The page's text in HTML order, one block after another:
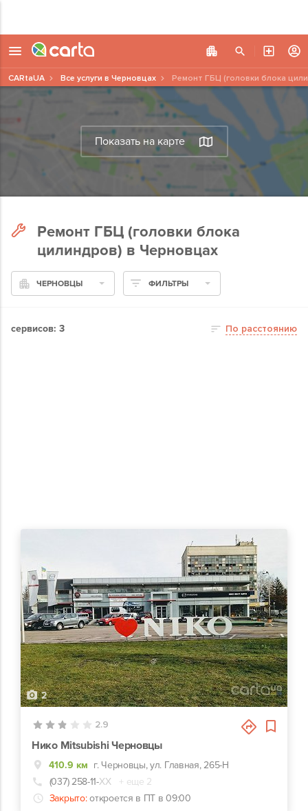
Показать на карте
CARtaUA Все услуги в Черновцах Ремонт ГБЦ (головки блока
Ремонт ГБЦ (головки блока
цилиндров) в Черновцах
ЧЕРНОВЦЫ ФИЛЬТРЫ
сервисов: 3 По расстоянию
2
2.9
Нико Mitsubishi Черновцы
410.9 км г. Черновцы, ул. Главная, 265-Н
(037) 258-11-ХХ
+ еще 2
Закрыто: откроется в ПТ в 09:00